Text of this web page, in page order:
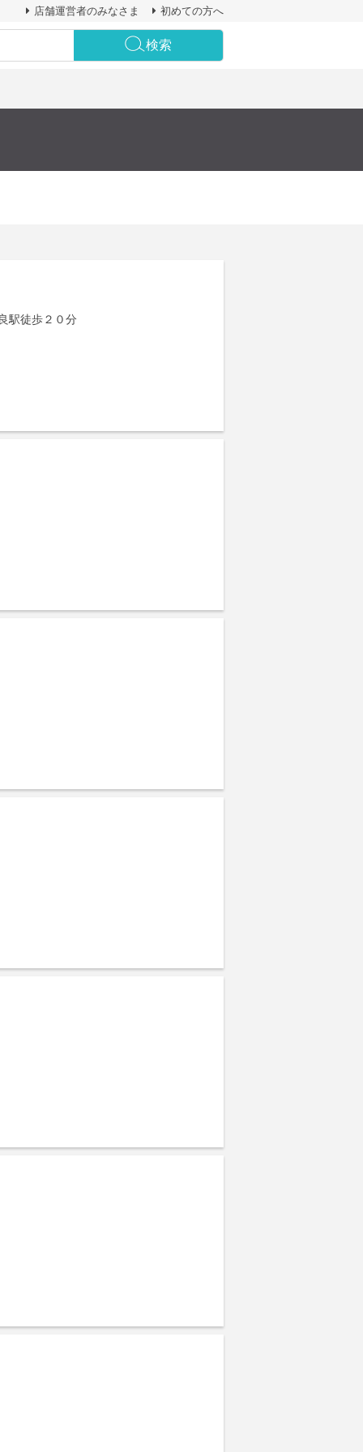
店舗運営者のみなさま 初めての方へ
検索
駅徒歩２０分